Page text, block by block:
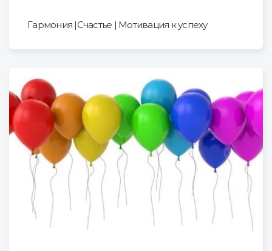
Гармония |Cчастье | Мотивация к успеху